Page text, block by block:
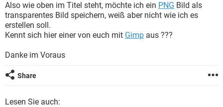
FACEBOOK HARDWARE
WINDOWS 10 INSTAGRAM
WHATSAPP
FACEBOOK HARDWARE
Also wie oben im Titel steht, möchte ich ein PNG Bild als
transparentes Bild speichern, weiß aber nicht wie ich es
erstellen soll.
Kennt sich hier einer von euch mit Gimp aus ???
Danke im Voraus
Share
Lesen Sie auch: